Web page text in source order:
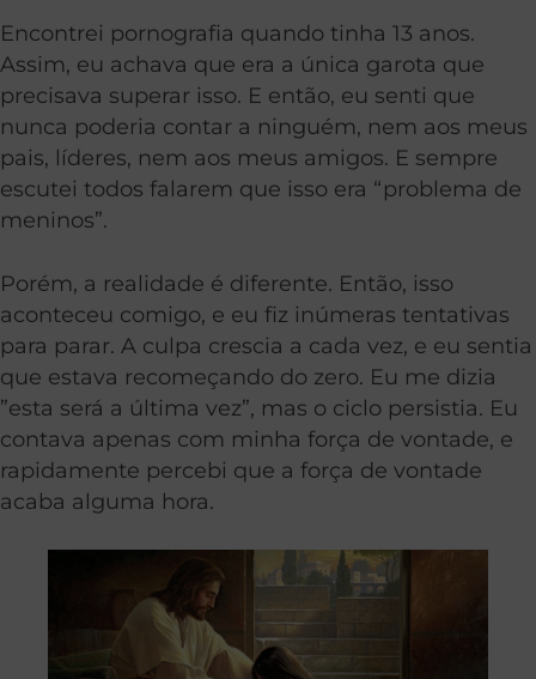
Encontrei pornografia quando tinha 13 anos.
Assim, eu achava que era a única garota que
precisava superar isso. E então, eu senti que
nunca poderia contar a ninguém, nem aos meus
pais, líderes, nem aos meus amigos. E sempre
escutei todos falarem que isso era “problema de
meninos”.
Porém, a realidade é diferente. Então, isso
aconteceu comigo, e eu fiz inúmeras tentativas
para parar. A culpa crescia a cada vez, e eu sentia
que estava recomeçando do zero. Eu me dizia
”esta será a última vez”, mas o ciclo persistia. Eu
contava apenas com minha força de vontade, e
rapidamente percebi que a força de vontade
acaba alguma hora.